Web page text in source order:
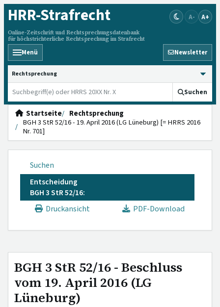
HRR-Strafrecht
Online-Zeitschrift und Rechtsprechungsdatenbank
für höchstrichterliche Rechtsprechung im Strafrecht
A- A+
Menü Newsletter
HRRS durchsuchen
Suchen
Startseite
Rechtsprechung
BGH 3 StR 52/16 - 19. April 2016 (LG Lüneburg) [= HRRS 2016
Nr. 701]
Suchen
Entscheidung
BGH 3 StR 52/16:
Druckansicht
PDF-Download
BGH 3 StR 52/16 - Beschluss
vom 19. April 2016 (LG
Lüneburg)